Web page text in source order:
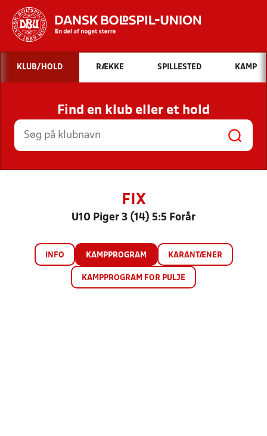
Hvad vil du søge efter?
INDHOLD OG NYHEDER
STILLINGER, RESULTATER, KLUBBER OG
HOLD
KLUB/HOLD RÆKKE SPILLESTED KAMP
Find en klub eller et hold
FIX
U10 Piger 3 (14) 5:5 Forår
INFO KAMPPROGRAM KARANTÆNER
KAMPPROGRAM FOR PULJE